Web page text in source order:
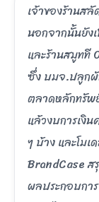
เจ้าของร้านส
นอกจากนั้นยัง
และร้านสมูทที
ซึ่ง บมจ.ปลูกผั
ตลาดหลักทรัพ
แล้วงบการเงิ
ๆ บ้าง และโมเ
BrandCase ส
ผลประกอบกา